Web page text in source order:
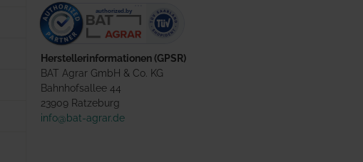
Herstellerinformationen (GPSR)
BAT Agrar GmbH & Co. KG
Bahnhofsallee 44
23909 Ratzeburg
info@bat-agrar.de